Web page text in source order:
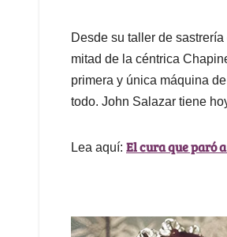
Desde su taller de
mitad de la céntrica
primera y única máquina
todo. John Salazar tiene
Lea aquí: El cura que paró